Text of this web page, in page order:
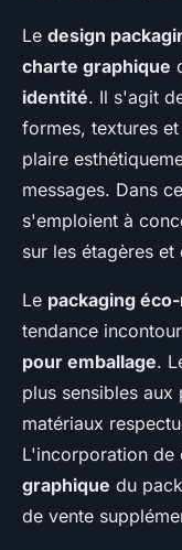
Le design
charte graphique
identité. Il s'agit
formes, textures
plaire
messages. Dans
s'emploient à
sur les étagères
Le packaging
tendance
pour emballage.
plus sensibles aux
matériaux
L'incorporation de
graphique du
de vente